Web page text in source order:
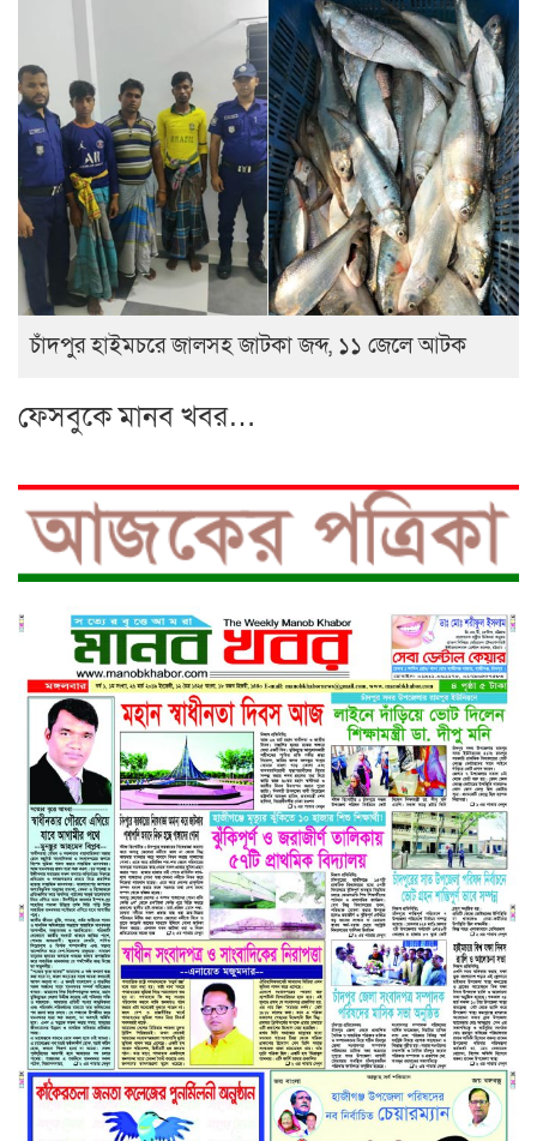
চাঁদপুর হাইমচরে জালসহ জাটকা জব্দ, ১১ জেলে আটক
ফেসবুকে মানব খবর…